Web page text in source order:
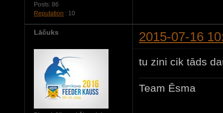
Posts: 86
Reputation : 10
Lāčuks 2015-07-16
tu zini cik tāds
Team Ēsma